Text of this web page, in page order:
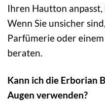
Ihren Hautton
Wenn Sie unsicher
Parfümerie oder
beraten.
Kann ich die Erborian
Augen verwenden?